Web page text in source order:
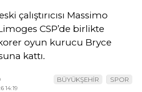
WhatsApp
çalıştırıcısı Massimo
CSP’de birlikte
oyun kurucu Bryce
kattı.
14:19
BÜYÜKŞEHİR SPOR